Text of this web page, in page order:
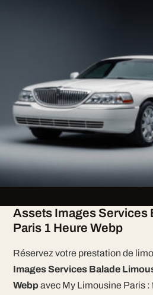
Assets Images Services
Paris 1 Heure Webp
Réservez votre prestation de
Images Services Balade
Webpavec My Limousine Paris :